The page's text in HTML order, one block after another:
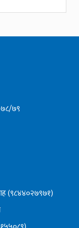
७९
(९८४४०२७९७१)